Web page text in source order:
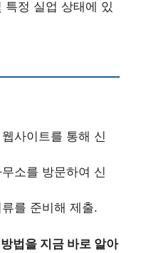
특정 실업 상태에 있
사이트를 통해 신
소를 방문하여 신
를 준비해 제출.
법을 지금 바로 알아